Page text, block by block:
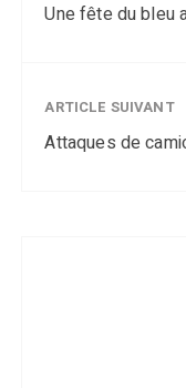
Une fête du bleu
ARTICLE SUIVANT
Attaques de